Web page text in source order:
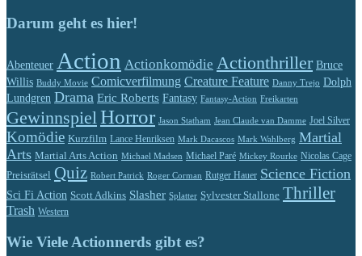
Darum geht es hier!
Abenteuer Action Actionkomödie Actionthriller Bruce
Willis Buddy Movie Comicverfilmung Creature Feature Danny Trejo Dolph
Lundgren Drama Eric Roberts Fantasy Fantasy-Action Freikarten
Gewinnspiel Horror Jason Statham Jean Claude van Damme Joel Silver
Komödie Kurzfilm Lance Henriksen Mark Dacascos Mark Wahlberg Martial
Arts Martial Arts Action Michael Madsen Michael Paré Mickey Rourke Nicolas Cage
Preisrätsel Quiz Robert Patrick Roger Corman Rutger Hauer Science Fiction
Sci Fi Action Scott Adkins Slasher Splatter Sylvester Stallone Thriller
Trash Western
Wie Viele Actionnerds gibt es?